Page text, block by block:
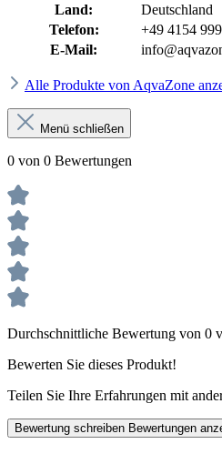
Land:
Deutschland
Telefon:
+49 4154
E-Mail:
Alle Produkte von AqvaZone
Menü schließen
0 von 0 Bewertungen
Durchschnittliche Bewertung von 0
Bewerten Sie dieses Produkt!
Teilen Sie Ihre Erfahrungen mit
Bewertung schreiben Bewertungen